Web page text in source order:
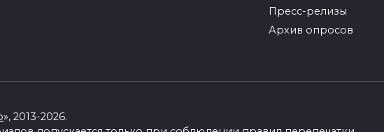
Пресс-релизы
Архив опросов
», 2013-2026.